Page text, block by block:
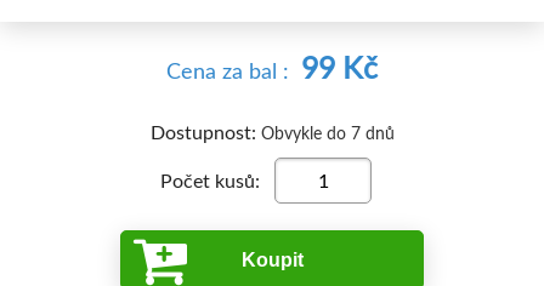
Cena za bal : 99 Kč
Dostupnost: Obvykle do 7 dnů
Počet kusů:
Koupit